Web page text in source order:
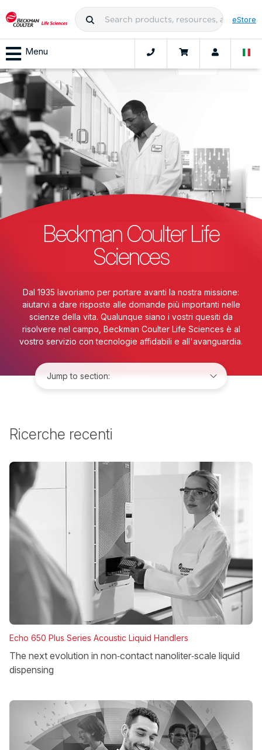
eStore
Menu
Beckman Coulter Life
Sciences
Dal 1935 lavoriamo per portare avanti la nostra missione:
aiutarvi a dare risposte alle domande più importanti nelle
scienze della vita. Qualunque siano i vostri quesiti da
risolvere nel campo, Beckman Coulter Life Sciences è al
vostro servizio con tecnologie affidabili e all'avanguardia.
Ricerche recenti
Echo 650 Plus Series Acoustic Liquid Handlers
The next evolution in non‑contact nanoliter‑scale liquid
dispensing